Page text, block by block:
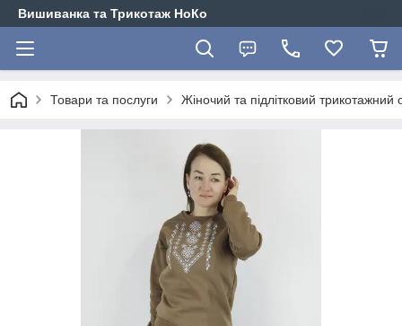
Вишиванка та Трикотаж НоКо
Товари та послуги Жіночий та підлітковий